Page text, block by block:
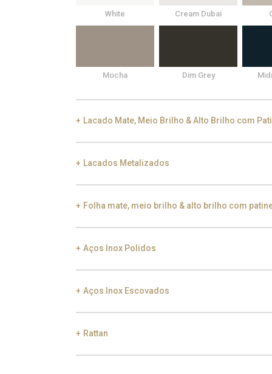
White Cream Dubai
Mocha Dim Grey
Lacado Mate, Meio Brilho & Alto Brilho com
Lacados Metalizados
Folha mate, meio brilho & alto brilho com
Aços Inox Polidos
Aços Inox Escovados
Rattan